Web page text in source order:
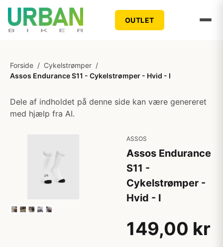
OUTLET
Forside / Cykelstrømper /
Assos Endurance S11 - Cykelstrømper - Hvid - I
Dele af indholdet på denne side kan være genereret
med hjælp fra AI.
ASSOS
Assos Endurance
S11 -
Cykelstrømper -
Hvid - I
149,00 kr